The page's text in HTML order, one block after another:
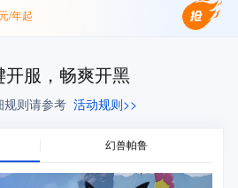
/年起
服，畅爽开黑
规则请参考 活动规则>>
幻兽帕鲁